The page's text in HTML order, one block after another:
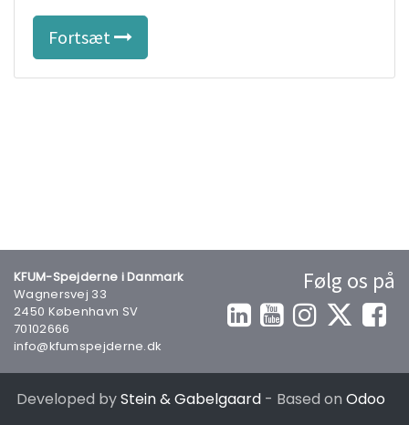
Fortsæt
KFUM-Spejderne i Danmark
Wagnersvej 33
2450 København SV
70102666
info@kfumspejderne.dk
Følg os på
Developed byStein & Gabelgaard - Based on Odoo